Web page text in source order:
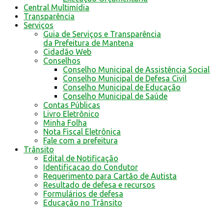
Central Multimídia
Transparência
Serviços
Guia de Serviços e Transparência
da Prefeitura de Mantena
Cidadão Web
Conselhos
Conselho Municipal de Assistência Social
Conselho Municipal de Defesa Civil
Conselho Municipal de Educação
Conselho Municipal de Saúde
Contas Públicas
Livro Eletrônico
Minha Folha
Nota Fiscal Eletrônica
Fale com a prefeitura
Trânsito
Edital de Notificação
Identificacao do Condutor
Requerimento para Cartão de Autista
Resultado de defesa e recursos
Formulários de defesa
Educação no Trânsito